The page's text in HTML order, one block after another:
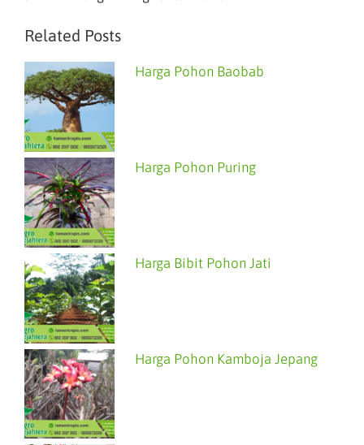
Related Posts
Harga Pohon Baobab
Harga Pohon Puring
Harga Bibit Pohon Jati
Harga Pohon Kamboja Jepang